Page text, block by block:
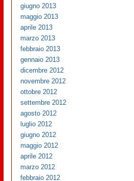
giugno 2013
maggio 2013
aprile 2013
marzo 2013
febbraio 2013
gennaio 2013
dicembre 2012
novembre 2012
ottobre 2012
settembre 2012
agosto 2012
luglio 2012
giugno 2012
maggio 2012
aprile 2012
marzo 2012
febbraio 2012